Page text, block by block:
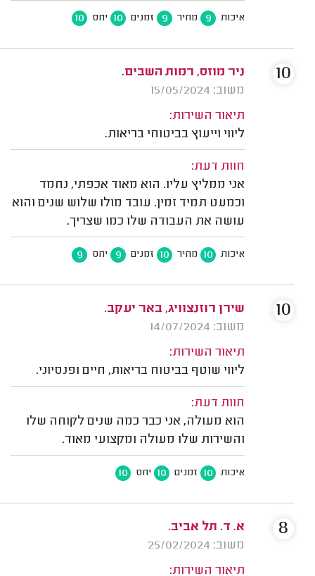
איכות 9 מחיר 9 זמנים 10 יחס 10
ניר מוזס, רמות השבים.
משוב: 15/05/2024
תיאור השירות:
ליווי וייעוץ בביטוחי בריאות.
חוות דעת:
אני ממליץ עליו. הוא מאוד אכפתי, נחמד
וכמעט תמיד זמין. עובד מולו שלוש שנים והוא
עושה את העבודה שלו כמו שצריך.
איכות 10 מחיר 10 זמנים 9 יחס 9
10
שירן רוזנצוויג, באר יעקב.
משוב: 14/07/2024
תיאור השירות:
ליווי שוטף בביטוח בריאות, חיים ופנסיוני.
חוות דעת:
הוא מעולה, אני כבר כמה שנים לקוחה שלו
והשירות שלו מעולה ומקצועי מאוד.
איכות 10 זמנים 10 יחס 10
10
א. ד. תל אביב.
משוב: 25/02/2024
תיאור השירות:
8